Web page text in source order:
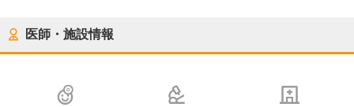
医師・施設情報